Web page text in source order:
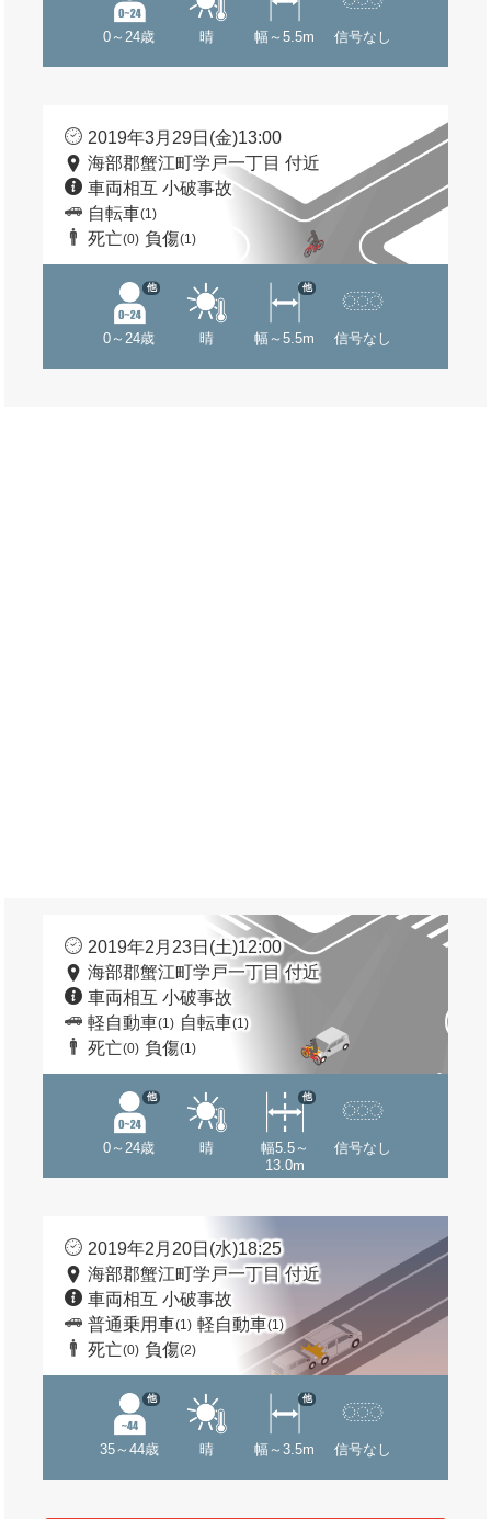
0～24歳 晴 幅～5.5m 信号なし
2019年3月29日(金)13:00
海部郡蟹江町学戸一丁目 付近
車両相互 小破事故
自転車(1)
死亡(0) 負傷(1)
0～24歳
他
晴 幅～5.5m
他
信号なし
2019年2月23日(土)12:00
海部郡蟹江町学戸一丁目 付近
車両相互 小破事故
軽自動車(1) 自転車(1)
死亡(0) 負傷(1)
0～24歳
他
晴
幅5.5～
13.0m
他
信号なし
2019年2月20日(水)18:25
海部郡蟹江町学戸一丁目 付近
車両相互 小破事故
普通乗用車(1) 軽自動車(1)
死亡(0) 負傷(2)
35～44歳
他
晴 幅～3.5m
他
信号なし